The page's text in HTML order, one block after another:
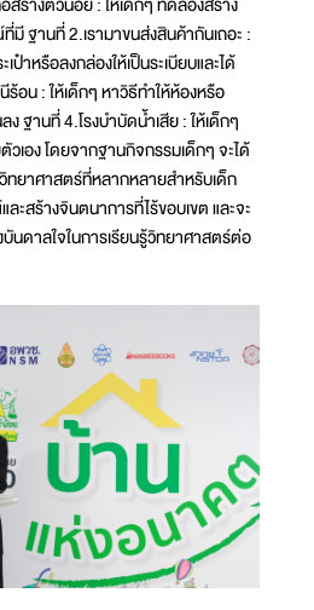
ฐานที่ 2.เรามาขนส่งสินค้ากันเถอะ :
ป๋าหรือลงกล่องให้เป็นระเบียบและได้
อน : ให้เด็กๆ หาวิธีทำให้ห้องหรือ
ฐานที่ 4.โรงบำบัดน้ำเสีย : ให้เด็กๆ
เอง โดยจากฐานกิจกรรมเด็กๆ จะได้
ทยาศาสตร์ที่หลากหลายสำหรับเด็ก
ะสร้างจินตนาการที่ไร้ขอบเขต และจะ
บันดาลใจในการเรียนรู้วิทยาศาสตร์ต่อ